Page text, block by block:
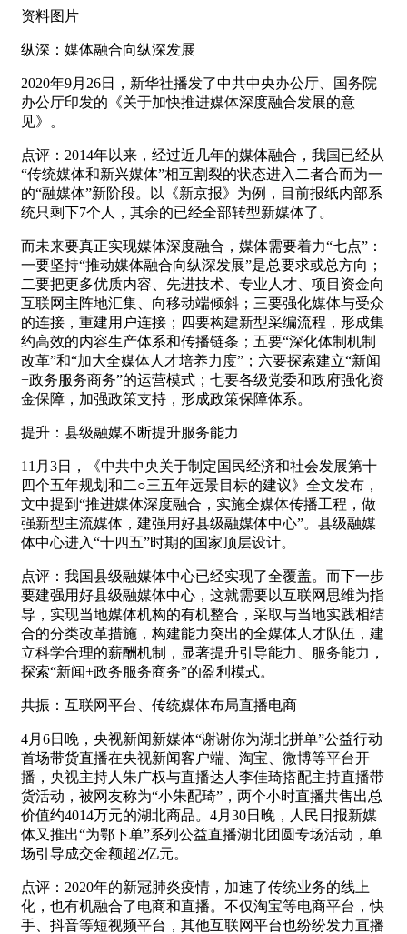
资料图片
纵深：媒体融合向纵深发展
2020年9月26日，新华社播发了中共中央办公厅、国务院
办公厅印发的《关于加快推进媒体深度融合发展的意
见》。
点评：2014年以来，经过近几年的媒体融合，我国已经从
“传统媒体和新兴媒体”相互割裂的状态进入二者合而为一
的“融媒体”新阶段。以《新京报》为例，目前报纸内部系
统只剩下7个人，其余的已经全部转型新媒体了。
而未来要真正实现媒体深度融合，媒体需要着力“七点”：
一要坚持“推动媒体融合向纵深发展”是总要求或总方向；
二要把更多优质内容、先进技术、专业人才、项目资金向
互联网主阵地汇集、向移动端倾斜；三要强化媒体与受众
的连接，重建用户连接；四要构建新型采编流程，形成集
约高效的内容生产体系和传播链条；五要“深化体制机制
改革”和“加大全媒体人才培养力度”；六要探索建立“新闻
+政务服务商务”的运营模式；七要各级党委和政府强化资
金保障，加强政策支持，形成政策保障体系。
提升：县级融媒不断提升服务能力
11月3日，《中共中央关于制定国民经济和社会发展第十
四个五年规划和二○三五年远景目标的建议》全文发布，
文中提到“推进媒体深度融合，实施全媒体传播工程，做
强新型主流媒体，建强用好县级融媒体中心”。县级融媒
体中心进入“十四五”时期的国家顶层设计。
点评：我国县级融媒体中心已经实现了全覆盖。而下一步
要建强用好县级融媒体中心，这就需要以互联网思维为指
导，实现当地媒体机构的有机整合，采取与当地实践相结
合的分类改革措施，构建能力突出的全媒体人才队伍，建
立科学合理的薪酬机制，显著提升引导能力、服务能力，
探索“新闻+政务服务商务”的盈利模式。
共振：互联网平台、传统媒体布局直播电商
4月6日晚，央视新闻新媒体“谢谢你为湖北拼单”公益行动
首场带货直播在央视新闻客户端、淘宝、微博等平台开
播，央视主持人朱广权与直播达人李佳琦搭配主持直播带
货活动，被网友称为“小朱配琦”，两个小时直播共售出总
价值约4014万元的湖北商品。4月30日晚，人民日报新媒
体又推出“为鄂下单”系列公益直播湖北团圆专场活动，单
场引导成交金额超2亿元。
点评：2020年的新冠肺炎疫情，加速了传统业务的线上
化，也有机融合了电商和直播。不仅淘宝等电商平台，快
手、抖音等短视频平台，其他互联网平台也纷纷发力直播